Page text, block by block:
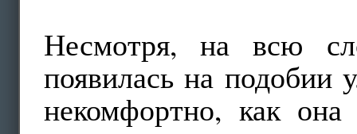
Несмотря, на всю
появилась на подобии
некомфортно, как